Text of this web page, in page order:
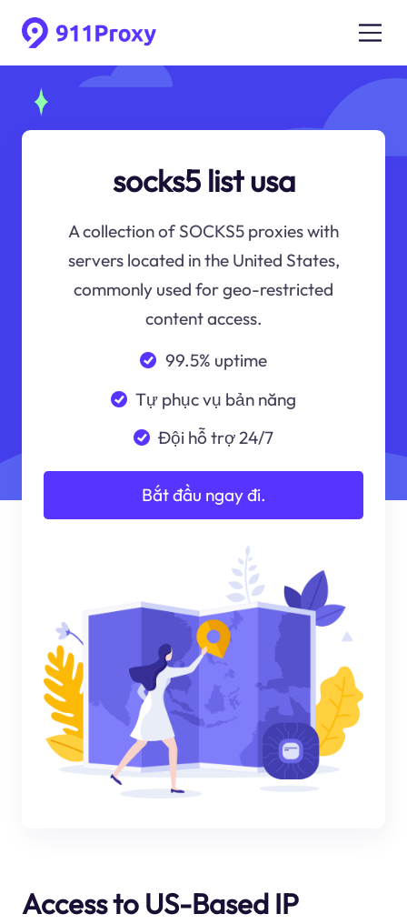
socks5 list usa
A collection of SOCKS5 proxies with
servers located in the United States,
commonly used for geo-restricted
content access.
99.5% uptime
Tự phục vụ bản năng
Đội hỗ trợ 24/7
Bắt đầu ngay đi.
Access to US-Based IP